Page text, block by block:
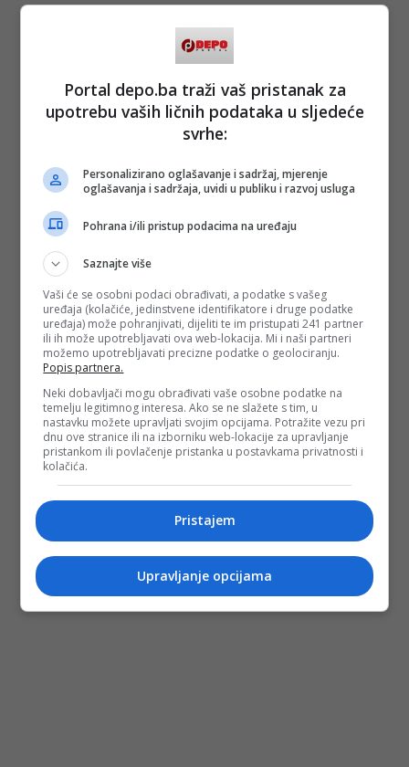
Portal depo.ba traži vaš pristanak za
upotrebu vaših ličnih podataka u sljedeće
svrhe:
Personalizirano oglašavanje i sadržaj, mjerenje
oglašavanja i sadržaja, uvidi u publiku i razvoj usluga
Pohrana i/ili pristup podacima na uređaju
Saznajte više
Vaši će se osobni podaci obrađivati, a podatke s vašeg
uređaja (kolačiće, jedinstvene identifikatore i druge podatke
uređaja) može pohranjivati, dijeliti te im pristupati 241 partner
ili ih može upotrebljavati ova web-lokacija. Mi i naši partneri
možemo upotrebljavati precizne podatke o geolociranju.
Popis partnera.
Neki dobavljači mogu obrađivati vaše osobne podatke na
temelju legitimnog interesa. Ako se ne slažete s tim, u
nastavku možete upravljati svojim opcijama. Potražite vezu pri
dnu ove stranice ili na izborniku web-lokacije za upravljanje
pristankom ili povlačenje pristanka u postavkama privatnosti i
kolačića.
Pristajem
Upravljanje opcijama